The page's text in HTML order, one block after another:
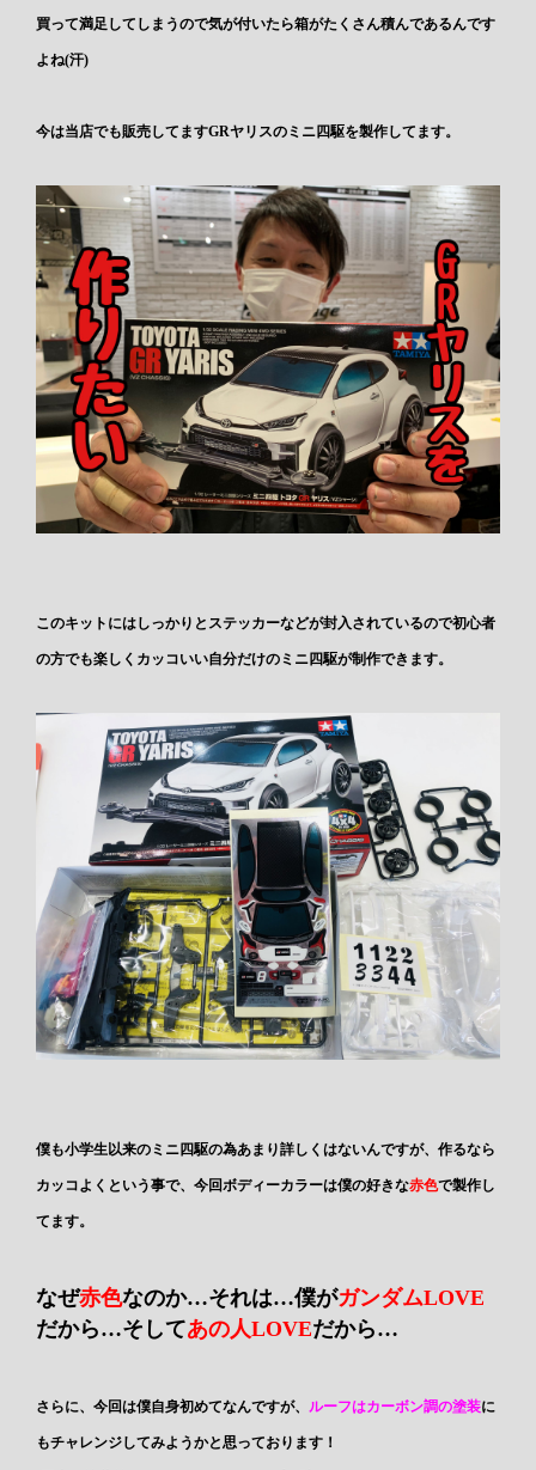
買って満足してしまうので気が付いたら箱がたくさん積んであるんです
よね(汗)
今は当店でも販売してますGRヤリスのミニ四駆を製作してます。
このキットにはしっかりとステッカーなどが封入されているので初心者
の方でも楽しくカッコいい自分だけのミニ四駆が制作できます。
僕も小学生以来のミニ四駆の為あまり詳しくはないんですが、作るなら
カッコよくという事で、今回ボディーカラーは僕の好きな赤色で製作し
てます。
なぜ赤色なのか…それは…僕がガンダムLOVE
だから…そしてあの人LOVEだから…
さらに、今回は僕自身初めてなんですが、 ルーフはカーボン調の塗装に
もチャレンジしてみようかと思っております！